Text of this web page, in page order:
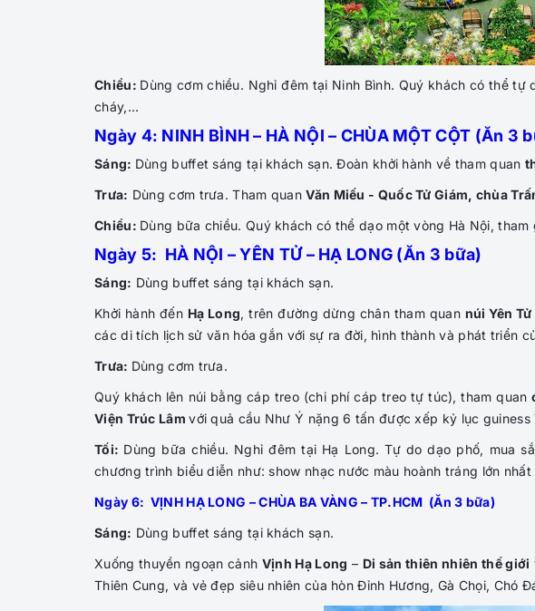
Chiều: Dùng cơm chiều. Nghỉ đêm tại Ninh Bình. Quý khách có thể
cháy,...
Ngày 4: NINH BÌNH – HÀ NỘI – CHÙA MỘT CỘT (Ăn 3
Sáng: Dùng buffet sáng tại khách sạn. Đoàn khởi hành về tham quan
Trưa: Dùng cơm trưa. Tham quanVăn Miếu - Quốc Tử Giám, chùa
Chiều: Dùng bữa chiều. Quý khách có thể dạo một vòng Hà Nội,
Ngày 5: HÀ NỘI – YÊN TỬ – HẠ LONG (Ăn 3 bữa)
Sáng: Dùng buffet sáng tại khách sạn.
Khởi hành đến Hạ Long, trên đường dừng chân tham quan núi Yên Tử
các di tích lịch sử văn hóa gắn với sự ra đời, hình thành và phát triển
Trưa: Dùng cơm trưa.
Quý khách lên núi bằng cáp treo (chi phí cáp treo tự túc),tham quan
Viện Trúc Lâmvới quả cầu Như Ý nặng 6 tấn được xếp kỷ lục
Tối: Dùng bữa chiều. Nghỉ đêm tại Hạ Long. Tự do dạo phố, mua
chương trình biểu diễn như: show nhạc nước màu hoành tráng lớn
Ngày 6: VỊNH HẠ LONG – CHÙA BA VÀNG – TP.HCM (Ăn 3 bữa)
Sáng: Dùng buffet sáng tại khách sạn.
Xuống thuyền ngoạn cảnh Vịnh Hạ Long – Di sản thiên nhiên thế giới
Thiên Cung, và vẻ đẹp siêu nhiên của hòn Đỉnh Hương, Gà Chọi, Chó